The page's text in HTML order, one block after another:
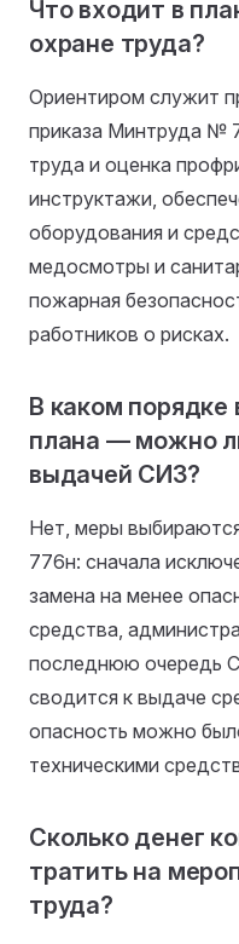
Что входит в
охране труда?
Ориентиром служит
приказа Минтруда №
труда и оценка
инструктажи,
оборудования и
медосмотры и
пожарная
работников о рисках.
В каком
плана — можно
выдачей СИЗ?
Нет, меры
776н: сначала
замена на менее
средства,
последнюю очередь
сводится к выдаче
опасность можно
техническими
Сколько денег
тратить на
труда?